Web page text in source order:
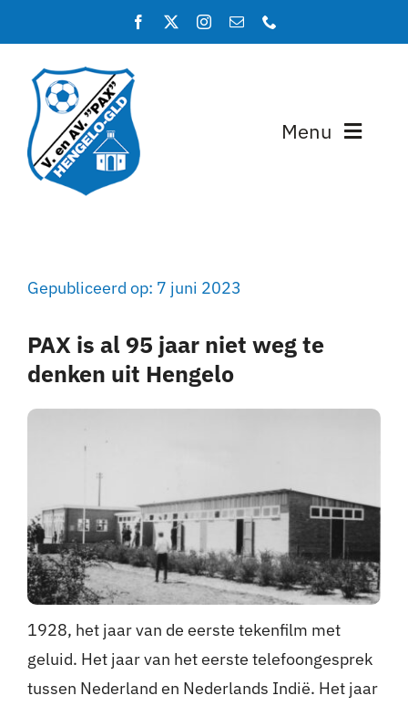
naar
inhoud
Menu
Teams
Lidmaatschap
Sponsoren
Contact
Lid worden
Zoeken
naar:
Gepubliceerd op: 7 juni 2023
PAX is al 95 jaar niet weg te
denken uit Hengelo
1928, het jaar van de eerste tekenfilm met
geluid. Het jaar van het eerste telefoongesprek
tussen Nederland en Nederlands Indië. Het jaar